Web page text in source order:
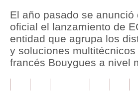
Política
Tu Dinero
Finanzas Personales
Plus G
El año pasado se anunció
oficial el lanzamiento de
entidad que agrupa los
y soluciones multitécnicos
francés Bouygues a nivel